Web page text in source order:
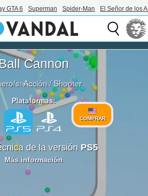
GTA 6 Superman Spider-Man El Señor de los
Ball Cannon
s:Acción/Shooter
Plataformas:
COMPRAR
de la versión PS5
Más información